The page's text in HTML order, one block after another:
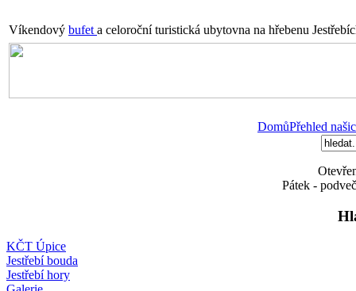
Víkendový bufet a celoroční turistická ubytovna na hřebenu
DomůPřehled
Pátek -
KČT Úpice
Jestřebí bouda
Jestřebí hory